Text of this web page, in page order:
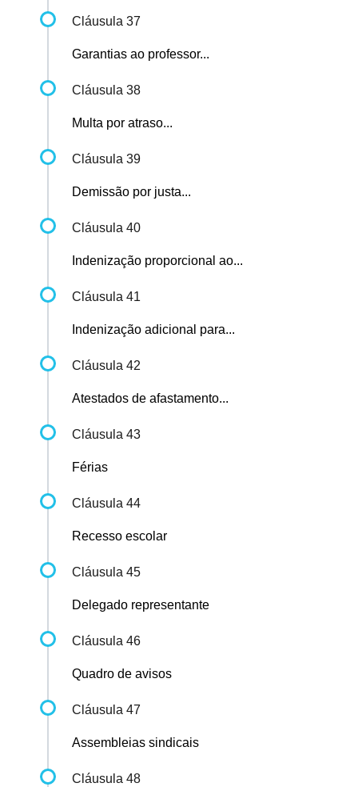
Cláusula 37
Garantias ao professor...
Cláusula 38
Multa por atraso...
Cláusula 39
Demissão por justa...
Cláusula 40
Indenização proporcional ao...
Cláusula 41
Indenização adicional para...
Cláusula 42
Atestados de afastamento...
Cláusula 43
Férias
Cláusula 44
Recesso escolar
Cláusula 45
Delegado representante
Cláusula 46
Quadro de avisos
Cláusula 47
Assembleias sindicais
Cláusula 48